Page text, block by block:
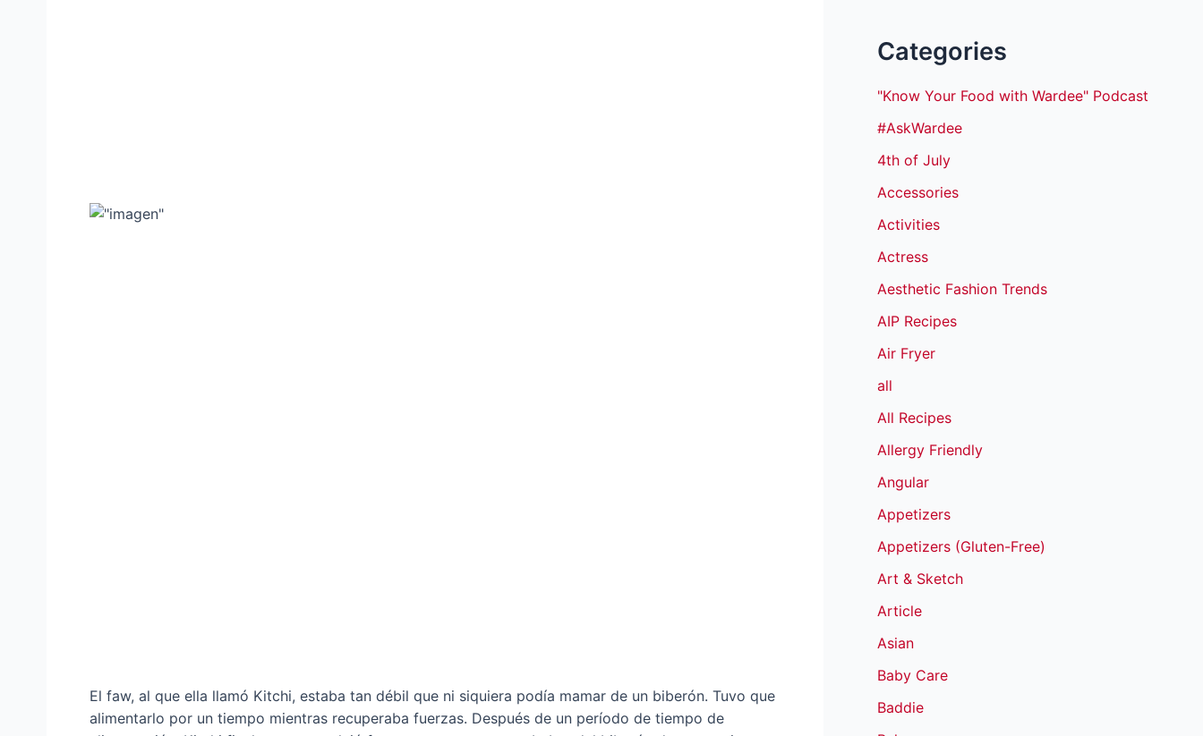
El faw, al que ella llamó Kitchi, estaba tan débil que ni siquiera podía mamar de un biberón. Tuvo que
alimentarlo por un tiempo mientras recuperaba fuerzas. Después de un período de tiempo de
Categories
"Know Your Food with Wardee" Podcast
#AskWardee
4th of July
Accessories
Activities
Actress
Aesthetic Fashion Trends
AIP Recipes
Air Fryer
all
All Recipes
Allergy Friendly
Angular
Appetizers
Appetizers (Gluten-Free)
Art & Sketch
Article
Asian
Baby Care
Baddie